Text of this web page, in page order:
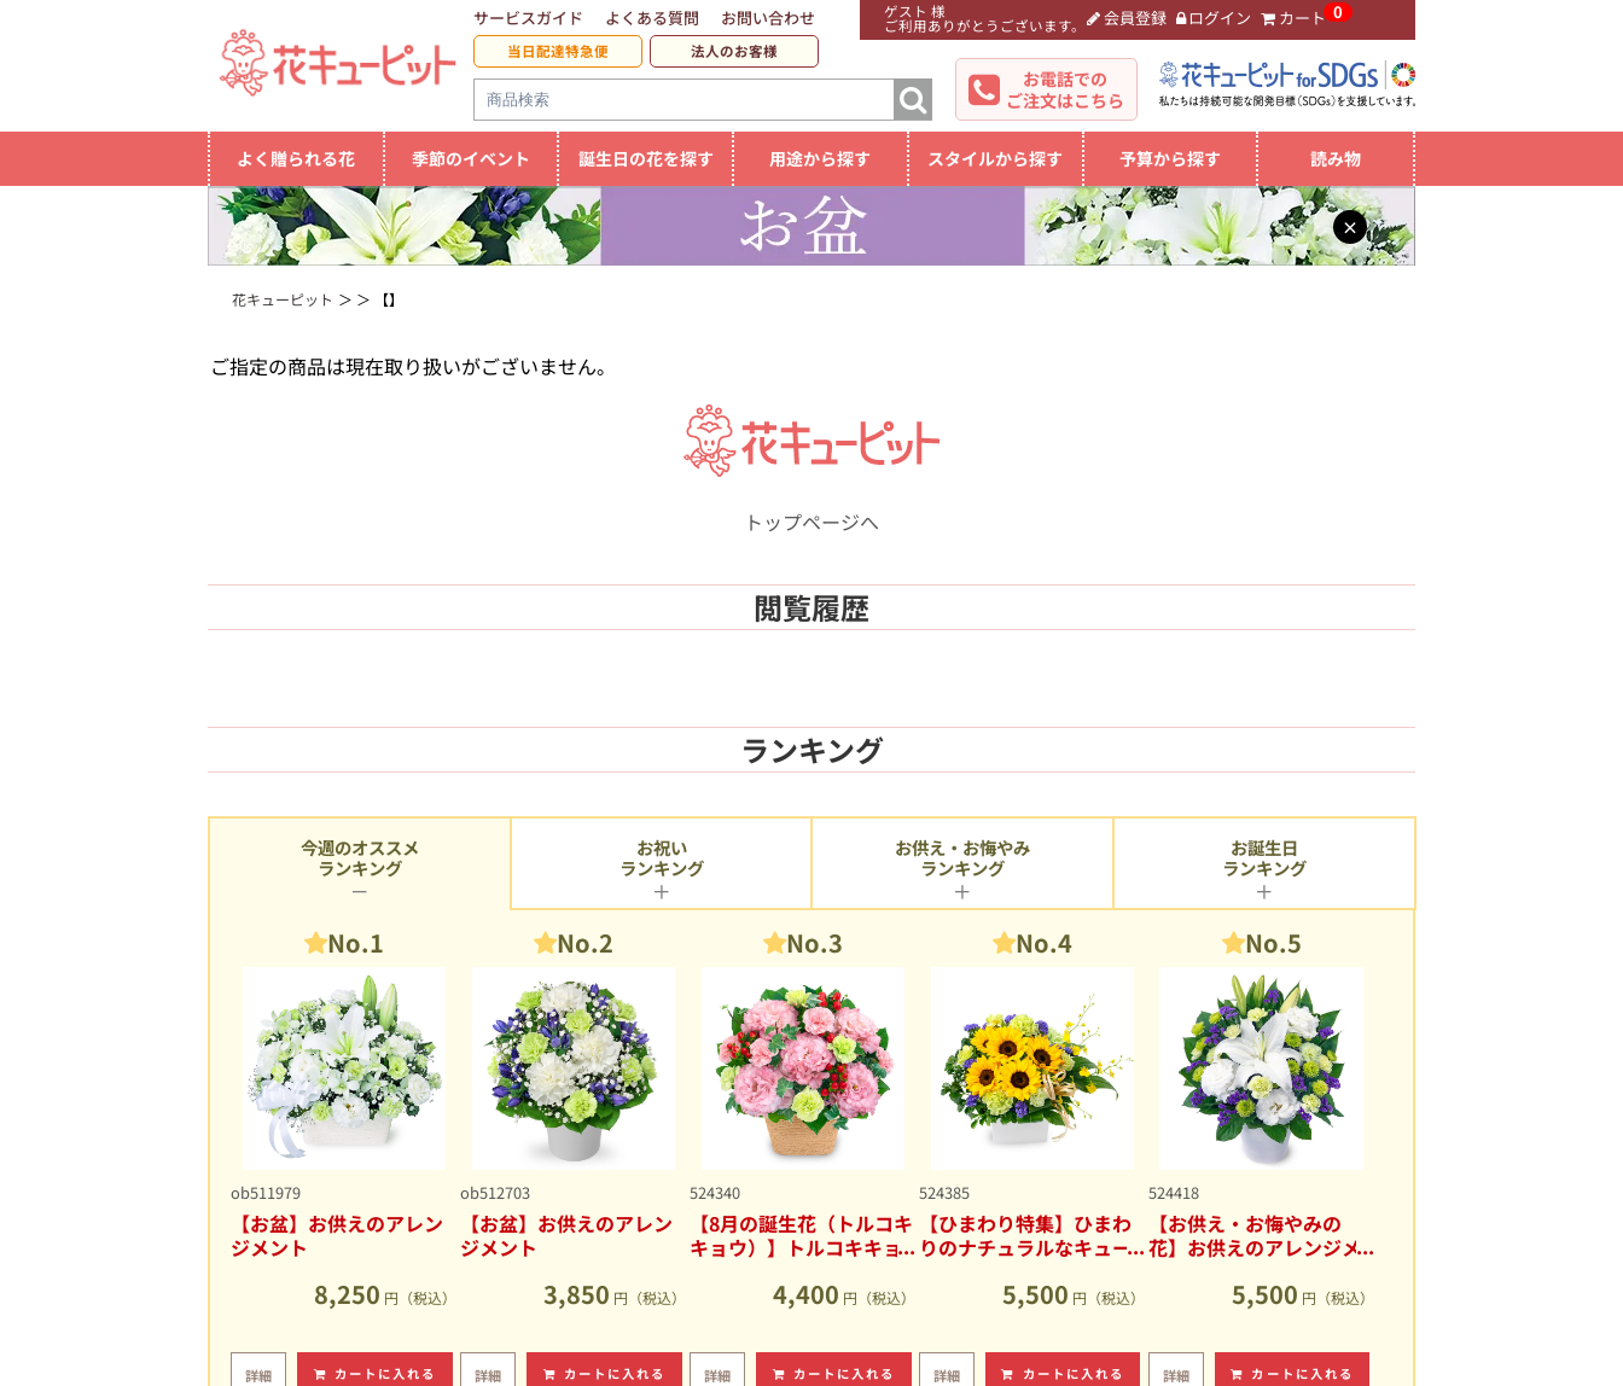
ゲスト 様
ご利用ありがとうございます。 会員登録 ログイン カート 0
サービスガイド よくある質問 お問い合わせ
当日配達特急便 法人のお客様
お電話での
ご注文はこちら
よく贈られる花 季節のイベント 誕生日の花を探す 用途から探す スタイルから探す 予算から探す 読み物
×
花キューピット 【】
ご指定の商品は現在取り扱いがございません。
トップページへ
閲覧履歴
ランキング
今週のオススメ
ランキング
No.1
ob511979
【お盆】お供えのアレン
ジメント
8,250 円（税込）
詳細 カートに入れる
No.2
ob512703
【お盆】お供えのアレン
ジメント
3,850 円（税込）
詳細 カートに入れる
No.3
524340
【8月の誕生花（トルコキ
キョウ）】トルコキキョ
4,400 円（税込）
詳細 カートに入れる
No.4
524385
【ひまわり特集】ひまわ
りのナチュラルなキュー
5,500 円（税込）
詳細 カートに入れる
No.5
524418
【お供え・お悔やみの
花】お供えのアレンジメ
5,500 円（税込）
詳細 カートに入れる
お祝い
ランキング
お供え・お悔やみ
ランキング
お誕生日
ランキング